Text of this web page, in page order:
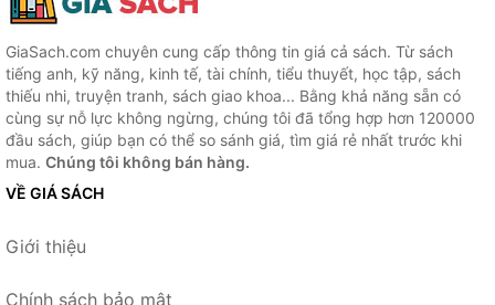
GiaSach.com chuyên cung cấp thông tin giá cả sách. Từ sách
tiếng anh, kỹ năng, kinh tế, tài chính, tiểu thuyết, học tập, sách
thiếu nhi, truyện tranh, sách giao khoa... Bằng khả năng sẵn có
cùng sự nỗ lực không ngừng, chúng tôi đã tổng hợp hơn 120000
đầu sách, giúp bạn có thể so sánh giá, tìm giá rẻ nhất trước khi
mua. Chúng tôi không bán hàng.
VỀ GIÁ SÁCH
Giới thiệu
Chính sách bảo mật